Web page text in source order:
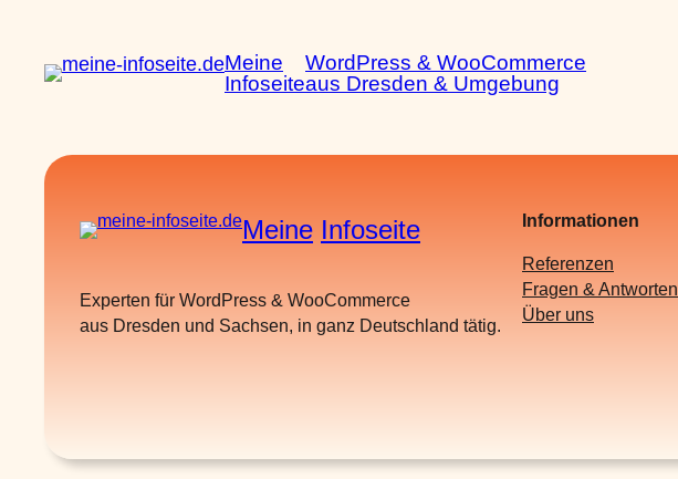
springen
Meine
Infoseite
WordPress & WooCommerce
aus Dresden & Umgebung
Meine Infoseite
Experten für WordPress & WooCommerce
aus Dresden und Sachsen, in ganz Deutschland tätig.
Informationen
Referenzen
Fragen & Antworten
Über uns